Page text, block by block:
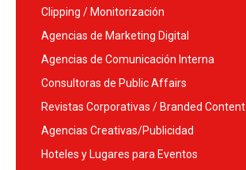
Clipping / Monitorización
Agencias de Marketing Digital
Agencias de Comunicación Interna
Consultoras de Public Affairs
Revistas Corporativas / Branded Content
Agencias Creativas/Publicidad
Hoteles y Lugares para Eventos